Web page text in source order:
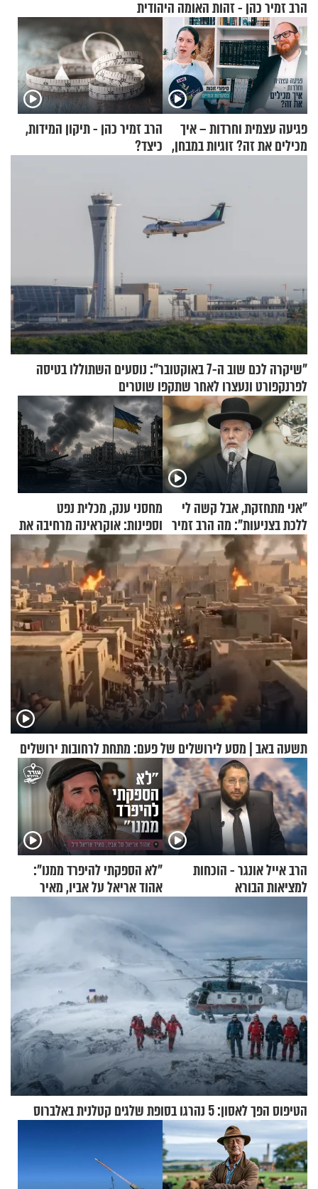
הרב זמיר כהן - זהות האומה היהודית
פגיעה עצמית וחרדות – איך
מכילים את זה? זוגיות במבחן,
הרב זמיר כהן - תיקון המידות,
כיצד?
"שיקרה לכם שוב ה-7 באוקטובר": נוסעים השתוללו בטיסה
לפרנקפורט ונעצרו לאחר שתקפו שוטרים
"אני מתחזקת, אבל קשה לי
ללכת בצניעות": מה הרב זמיר
כהן המליץ לה לעשות?
מחסני ענק, מכלית נפט
וספינות: אוקראינה מרחיבה את
התקיפות בעומק רוסיה
תשעה באב | מסע לירושלים של פעם: מתחת לרחובות ירושלים
הרב אייל אונגר - הוכחות
למציאות הבורא
"לא הספקתי להיפרד ממנו":
אהוד אריאל על אביו, מאיר
הטיפוס הפך לאסון: 5 נהרגו בסופת שלגים קטלנית באלברוס